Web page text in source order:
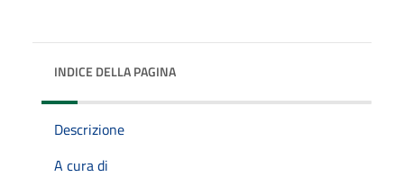
INDICE DELLA PAGINA
Descrizione
A cura di